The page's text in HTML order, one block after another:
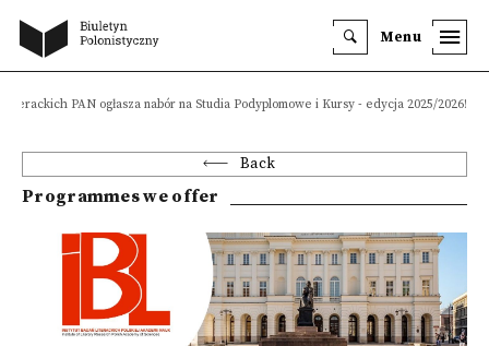
Menu
PAN ogłasza nabór na Studia Podyplomowe i Kursy - edycja 2025/2026!
Back
Programmes we offer